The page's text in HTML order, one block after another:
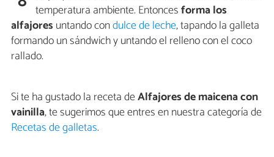
temperatura ambiente. Entoncesforma los
alfajores untando condulce de leche, tapando la galleta
formando un sándwich y untando el relleno con el coco
rallado.
Si te ha gustado la receta deAlfajores de maicena con
vainilla, te sugerimos que entres en nuestra categoría de
Recetas de galletas.